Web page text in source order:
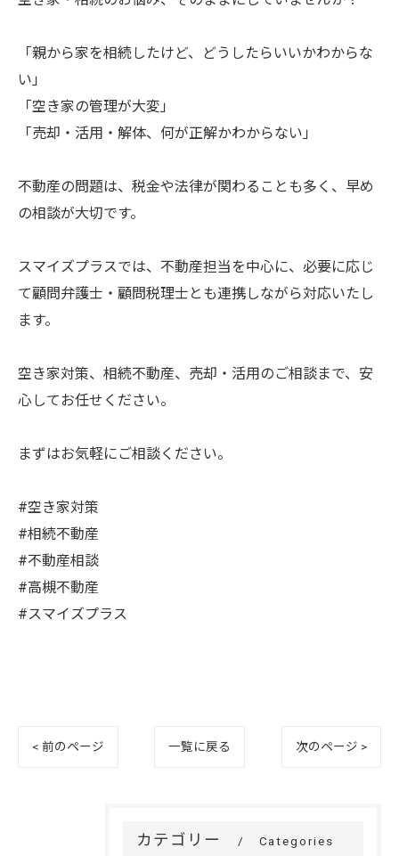
「親から家を相続したけど、どうしたらいいかわからな
い」
「空き家の管理が大変」
「売却・活用・解体、何が正解かわからない」
不動産の問題は、税金や法律が関わることも多く、早め
の相談が大切です。
スマイズプラスでは、不動産担当を中心に、必要に応じ
て顧問弁護士・顧問税理士とも連携しながら対応いたし
ます。
空き家対策、相続不動産、売却・活用のご相談まで、安
心してお任せください。
まずはお気軽にご相談ください。
#空き家対策
#相続不動産
#不動産相談
#高槻不動産
#スマイズプラス
< 前のページ 一覧に戻る 次のページ >
カテゴリー Categories